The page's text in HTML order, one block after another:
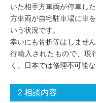
いた相手方車両が停車し
方車両が自宅駐車場に車
いう状況です。
幸いにも骨折等はしませ
行輸入されたもので、現
く、日本では修理不可能
2 相談内容